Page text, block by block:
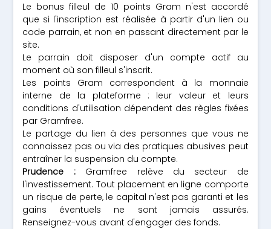
Le bonus filleul de 10 points Gram n'est accordé
que si l'inscription est réalisée à partir d'un lien ou
code parrain, et non en passant directement par le
site.
Le parrain doit disposer d'un compte actif au
moment où son filleul s'inscrit.
Les points Gram correspondent à la monnaie
interne de la plateforme : leur valeur et leurs
conditions d'utilisation dépendent des règles fixées
par Gramfree.
Le partage du lien à des personnes que vous ne
connaissez pas ou via des pratiques abusives peut
entraîner la suspension du compte.
Prudence :Gramfree relève du secteur de
l'investissement. Tout placement en ligne comporte
un risque de perte, le capital n'est pas garanti et les
gains éventuels ne sont jamais assurés.
Renseignez-vous avant d'engager des fonds.